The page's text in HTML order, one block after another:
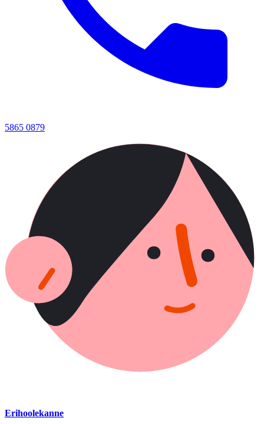
5865 0879
Erihoolekanne